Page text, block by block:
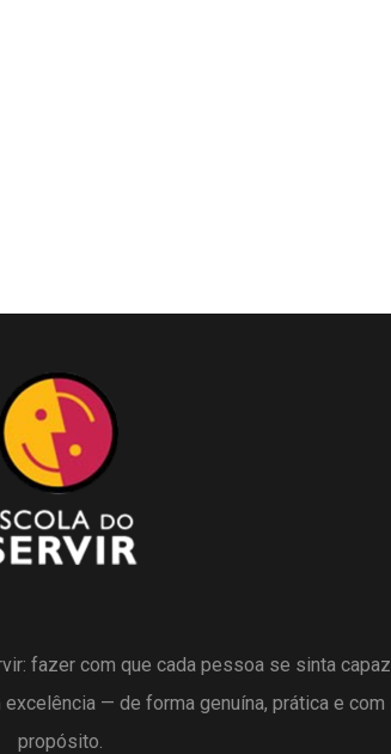
fazer com que cada pessoa se sinta capaz
— de forma genuína, prática e com
propósito.